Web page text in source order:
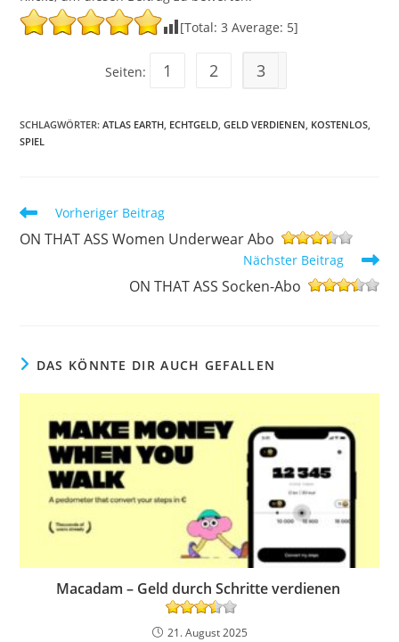
[Total:3 Average: 5]
Seiten: 1 2 3
SCHLAGWÖRTER:ATLAS EARTH ECHTGELD GELD VERDIENEN KOSTENLOS
SPIEL
Weitere
ansehen
Vorheriger Beitrag
ON THAT ASS Women Underwear Abo
Nächster Beitrag
ON THAT ASS Socken-Abo
DAS KÖNNTE DIR AUCH GEFALLEN
Macadam – Geld durch Schritte verdienen
21. August 2025